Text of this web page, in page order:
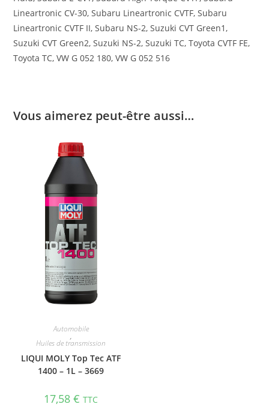
Lineartronic CV-30, Subaru Lineartronic CVTF, Subaru
Lineartronic CVTF II, Subaru NS-2, Suzuki CVT Green1,
Suzuki CVT Green2, Suzuki NS-2, Suzuki TC, Toyota CVTF FE,
Toyota TC, VW G 052 180, VW G 052 516
Vous aimerez peut-être aussi…
Automobile
,
Huiles de transmission
LIQUI MOLY Top Tec ATF
1400 – 1L – 3669
17,58€ TTC